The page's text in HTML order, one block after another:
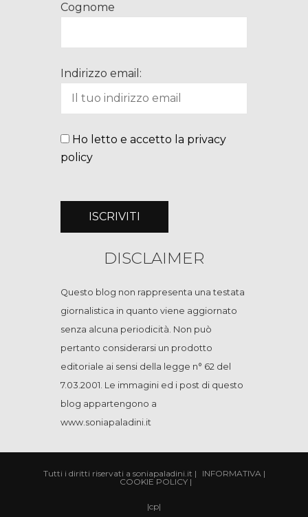
Cognome
Indirizzo email:
Ho letto e accetto la privacy
policy
DISCLAIMER
Questo blog non rappresenta una testata
giornalistica in quanto viene aggiornato
senza alcuna periodicità. Non può
pertanto considerarsi un prodotto
editoriale ai sensi della legge n° 62 del
7.03.2001. Le immagini ed i post di questo
blog appartengono a
www.soniapaladini.it
Tutti i diritti riservati a soniapaladini.it | INFORMATIVA|
COOKIE POLICY |
|cp|